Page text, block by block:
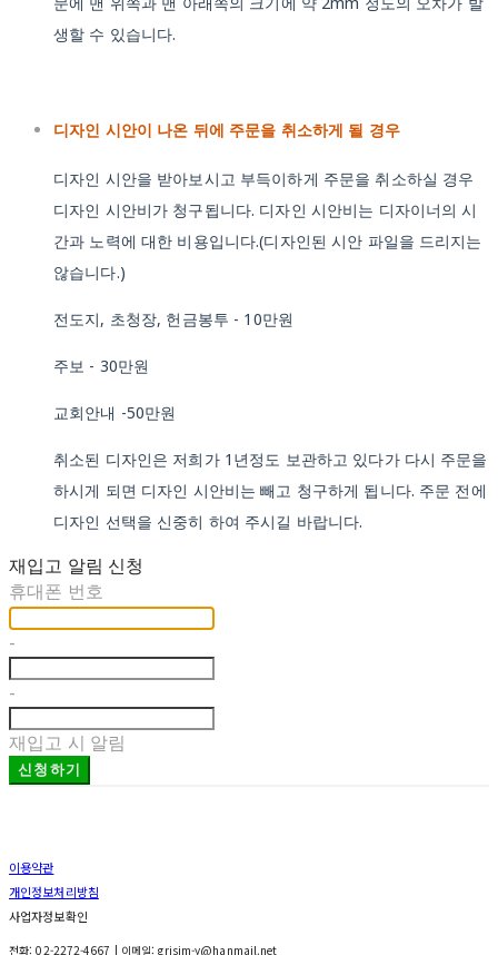
생할 수 있습니다.
디자인 시안이 나온 뒤에 주문을 취소하게 될 경우
디자인 시안을 받아보시고 부득이하게 주문을 취소하실 경우
디자인 시안비가 청구됩니다. 디자인 시안비는 디자이너의 시
간과 노력에 대한 비용입니다.(디자인된 시안 파일을 드리지는
않습니다.)
전도지, 초청장, 헌금봉투 - 10만원
주보 - 30만원
교회안내 -50만원
취소된 디자인은 저희가 1년정도 보관하고 있다가 다시 주문을
하시게 되면 디자인 시안비는 빼고 청구하게 됩니다. 주문 전에
디자인 선택을 신중히 하여 주시길 바랍니다.
재입고 알림 신청
휴대폰 번호
-
-
재입고 시 알림
신청하기
이용약관
개인정보처리방침
사업자정보확인
전화: 02-2272-4667 | 이메일: grisim-y@hanmail.net